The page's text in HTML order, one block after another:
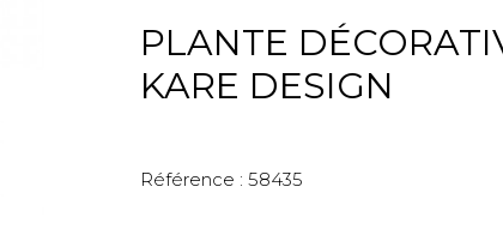
PLANTE
KARE DESIGN
Référence : 58435